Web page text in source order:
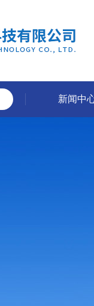
新闻中